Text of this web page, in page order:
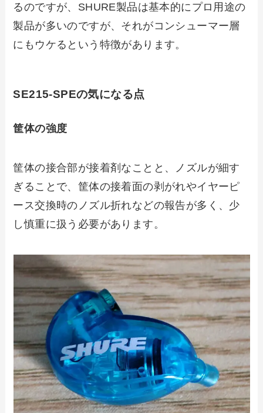
るのですが、SHURE製品は基本的にプロ用途の
製品が多いのですが、それがコンシューマー層
にもウケるという特徴があります。
SE215-SPEの気になる点
筐体の強度
筐体の接合部が接着剤なことと、ノズルが細す
ぎることで、筐体の接着面の剥がれやイヤーピ
ース交換時のノズル折れなどの報告が多く、少
し慎重に扱う必要があります。